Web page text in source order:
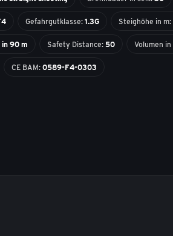
Gefahrgutklasse:1.3G Steighöhe in m:
in 90 m Safety Distance:50 Volumen
CE BAM:0589-F4-0303